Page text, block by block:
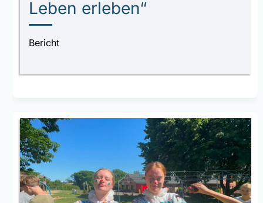
Leben erleben“
Bericht